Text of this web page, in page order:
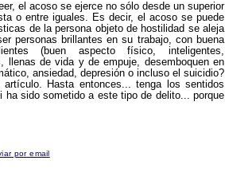
el acoso se ejerce no sólo desde un superior
o entre iguales. Es decir, el acoso se puede
de la persona objeto de hostilidad se aleja
personas brillantes en su trabajo, con buena
(buen aspecto físico, inteligentes,
llenas de vida y de empuje, desemboquen en
ansiedad, depresión o incluso el suicidio?
Hasta entonces... tenga los sentidos
sido sometido a este tipo de delito... porque
por email